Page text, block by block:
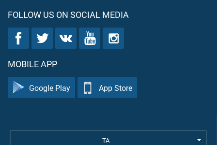
FOLLOW US ON SOCIAL MEDIA
MOBILE APP
Google Play App Store
TA